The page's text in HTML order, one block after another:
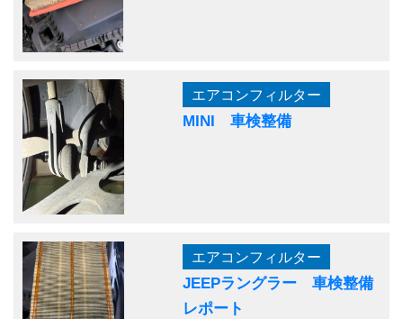
エアコンフィルター
MINI 車検整備
エアコンフィルター
JEEPラングラー 車検整備
レポート